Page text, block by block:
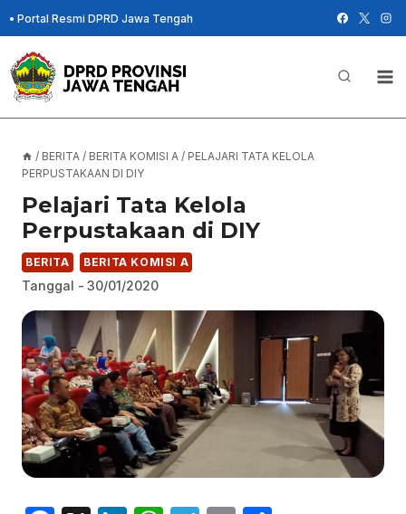
Skip
to
content
• Portal Resmi DPRD Jawa Tengah
/ BERITA / BERITA KOMISI A / PELAJARI TATA KELOLA
PERPUSTAKAAN DI DIY
Pelajari Tata Kelola
Perpustakaan di DIY
BERITA BERITA KOMISI A
Tanggal - 30/01/2020